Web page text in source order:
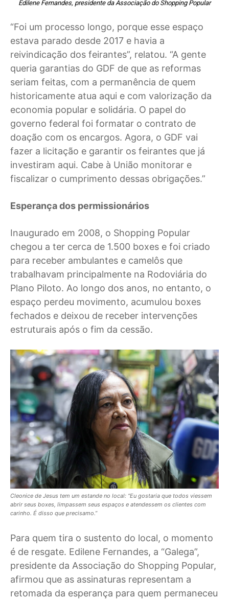
Edilene Fernandes, presidente da Associação do Shopping Popular
“Foi um processo longo, porque esse espaço
estava parado desde 2017 e havia a
reivindicação dos feirantes”, relatou. “A gente
queria garantias do GDF de que as reformas
seriam feitas, com a permanência de quem
historicamente atua aqui e com valorização da
economia popular e solidária. O papel do
governo federal foi formatar o contrato de
doação com os encargos. Agora, o GDF vai
fazer a licitação e garantir os feirantes que já
investiram aqui. Cabe à União monitorar e
fiscalizar o cumprimento dessas obrigações.”
Esperança dos permissionários
Inaugurado em 2008, o Shopping Popular
chegou a ter cerca de 1.500 boxes e foi criado
para receber ambulantes e camelôs que
trabalhavam principalmente na Rodoviária do
Plano Piloto. Ao longo dos anos, no entanto, o
espaço perdeu movimento, acumulou boxes
fechados e deixou de receber intervenções
estruturais após o fim da cessão.
Cleonice de Jesus tem um estande no local: “Eu gostaria que todos viessem
abrir seus boxes, limpassem seus espaços e atendessem os clientes com
carinho. É disso que precisamo.”
Para quem tira o sustento do local, o momento
é de resgate. Edilene Fernandes, a “Galega”,
presidente da Associação do Shopping Popular,
afirmou que as assinaturas representam a
retomada da esperança para quem permaneceu